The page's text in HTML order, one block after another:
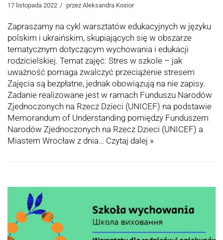
17 listopada 2022 przez Aleksandra Kosior
Zapraszamy na cykl warsztatów edukacyjnych w języku
polskim i ukraińskim, skupiających się w obszarze
tematycznym dotyczącym wychowania i edukacji
rodzicielskiej. Temat zajęć: Stres w szkole – jak
uważność pomaga zwalczyć przeciążenie stresem
Zajęcia są bezpłatne, jednak obowiązują na nie zapisy.
Zadanie realizowane jest w ramach Funduszu Narodów
Zjednoczonych na Rzecz Dzieci (UNICEF) na podstawie
Memorandum of Understanding pomiędzy Funduszem
Narodów Zjednoczonych na Rzecz Dzieci (UNICEF) a
Miastem Wrocław z dnia… Czytaj dalej »